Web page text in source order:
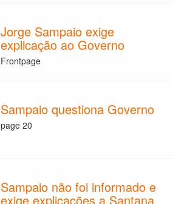
Jorge Sampaio exige
explicação ao Governo
Frontpage
Sampaio questiona Governo
page 20
Sampaio não foi informado e
exige explicações a Santana